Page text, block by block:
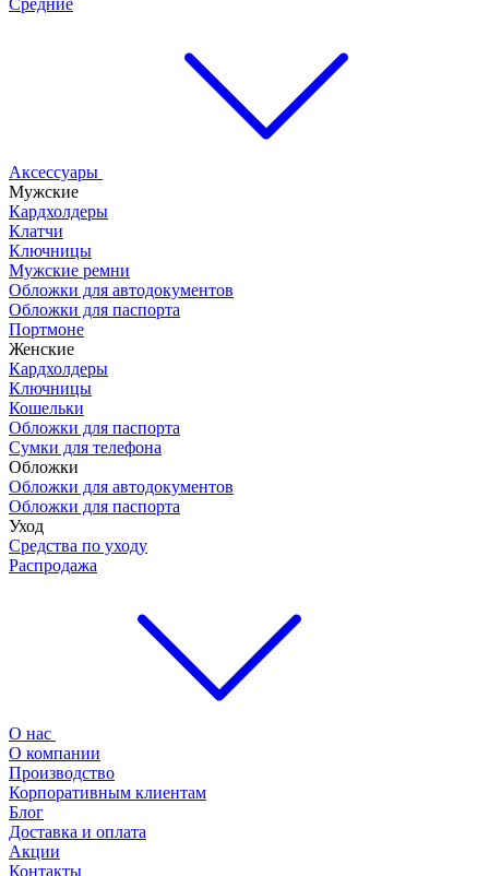
Средние
Аксессуары
Мужские
Кардхолдеры
Клатчи
Ключницы
Мужские ремни
Обложки для автодокументов
Обложки для паспорта
Портмоне
Женские
Кардхолдеры
Ключницы
Кошельки
Обложки для паспорта
Сумки для телефона
Обложки
Обложки для автодокументов
Обложки для паспорта
Уход
Средства по уходу
Распродажа
О нас
О компании
Производство
Корпоративным клиентам
Блог
Доставка и оплата
Акции
Контакты